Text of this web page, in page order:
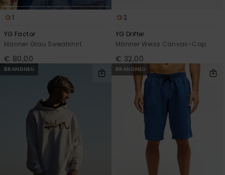
1
YG Factor
Männer Grau Sweatshirt
€ 80,00
2
YG Drifter
Männer Weiss Canvas-Cap
€ 32,00
BRANDNEU BRANDNEU